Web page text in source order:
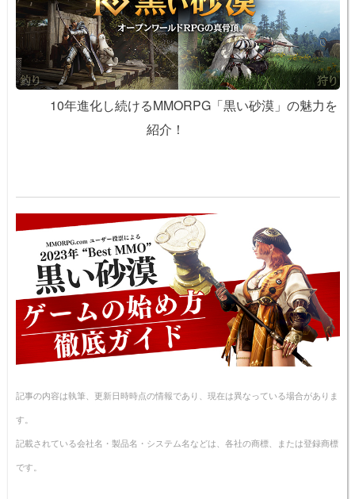
10年進化し続けるMMORPG「黒い砂漠」の魅力を
紹介！
記事の内容は執筆、更新日時時点の情報であり、現在は異なっている場合がありま
す。
記載されている会社名・製品名・システム名などは、各社の商標、または登録商標
です。